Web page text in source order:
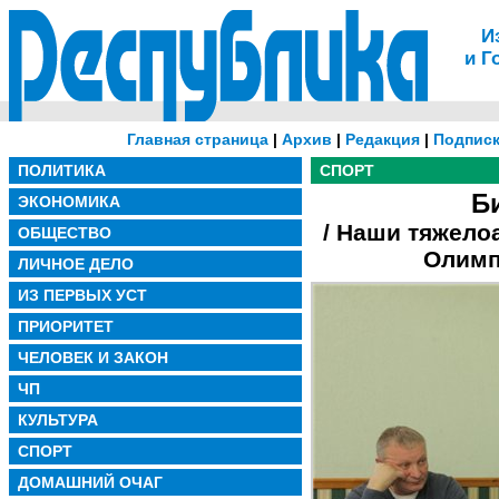
и
Главная страница| Архив | Редакция|
ПОЛИТИКА
ЭКОНОМИКА
ОБЩЕСТВО
ЛИЧНОЕ ДЕЛО
ИЗ ПЕРВЫХ УСТ
ПРИОРИТЕТ
ЧЕЛОВЕК И ЗАКОН
ЧП
КУЛЬТУРА
СПОРТ
ДОМАШНИЙ ОЧАГ
СПОРТ
/ Наши